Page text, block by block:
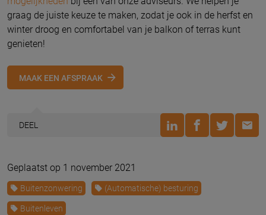
graag de juiste keuze te maken, zodat je ook in de herfst en
winter droog en comfortabel van je balkon of terras kunt
genieten!
MAAK EEN AFSPRAAK
DEEL
Geplaatst op 1 november 2021
Buitenzonwering (Automatische) besturing
Buitenleven